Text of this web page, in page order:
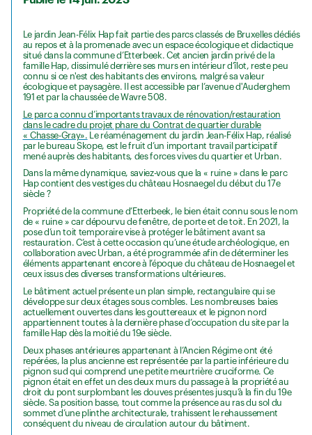
Le jardin Jean-Félix Hap fait partie des parcs classés de Bruxelles dédiés
au repos et à la promenade avec un espace écologique et didactique
situé dans la commune d’Etterbeek. Cet ancien jardin privé de la
famille Hap, dissimulé derrière ses murs en intérieur d’îlot, reste peu
connu si ce n'est des habitants des environs, malgré sa valeur
écologique et paysagère. Il est accessible par l’avenue d'Auderghem
191 et par la chaussée de Wavre 508.
Le parc a connu d’importants travaux de rénovation/restauration
dans le cadre du projet phare du Contrat de quartier durable
« Chasse-Gray». Le réaménagement du jardin Jean-Félix Hap, réalisé
par le bureau Skope, est le fruit d’un important travail participatif
mené auprès des habitants, des forces vives du quartier et Urban.
Dans la même dynamique, saviez-vous que la « ruine » dans le parc
Hap contient des vestiges du château Hosnaegel du début du 17e
siècle ?
Propriété de la commune d’Etterbeek, le bien était connu sous le nom
de « ruine » car dépourvu de fenêtre, de porte et de toit. En 2021, la
pose d’un toit temporaire vise à protéger le bâtiment avant sa
restauration. C’est à cette occasion qu’une étude archéologique, en
collaboration avec Urban, a été programmée afin de déterminer les
éléments appartenant encore à l’époque du château de Hosnaegel et
ceux issus des diverses transformations ultérieures.
Le bâtiment actuel présente un plan simple, rectangulaire qui se
développe sur deux étages sous combles. Les nombreuses baies
actuellement ouvertes dans les gouttereaux et le pignon nord
appartiennent toutes à la dernière phase d’occupation du site par la
famille Hap dès la moitié du 19e siècle.
Deux phases antérieures appartenant à l’Ancien Régime ont été
repérées, la plus ancienne est représentée par la partie inférieure du
pignon sud qui comprend une petite meurtrière cruciforme. Ce
pignon était en effet un des deux murs du passage à la propriété au
droit du pont surplombant les douves présentes jusqu’à la fin du 19e
siècle. Sa position basse, tout comme la présence au ras du sol du
sommet d’une plinthe architecturale, trahissent le rehaussement
conséquent du niveau de circulation autour du bâtiment.